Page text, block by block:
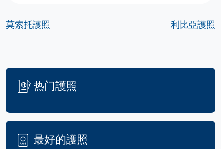
莫索托護照 利比亞護照
热门護照
最好的護照